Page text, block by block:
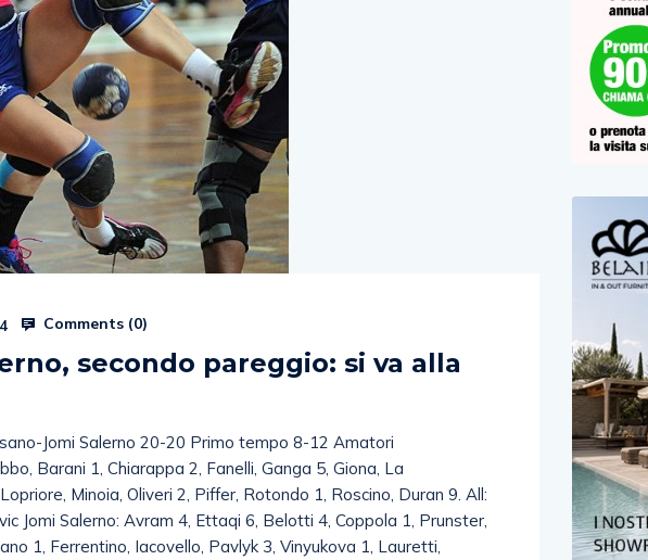
Comments (0)
secondo pareggio: si va alla
Jomi Salerno 20-20 Primo tempo 8-12 Amatori
Barani 1, Chiarappa 2, Fanelli, Ganga 5, Giona, La
Minoia, Oliveri 2, Piffer, Rotondo 1, Roscino, Duran 9. All:
Jomi Salerno: Avram 4, Ettaqi 6, Belotti 4, Coppola 1, Prunster,
1, Ferrentino, Iacovello, Pavlyk 3, Vinyukova 1, Lauretti,